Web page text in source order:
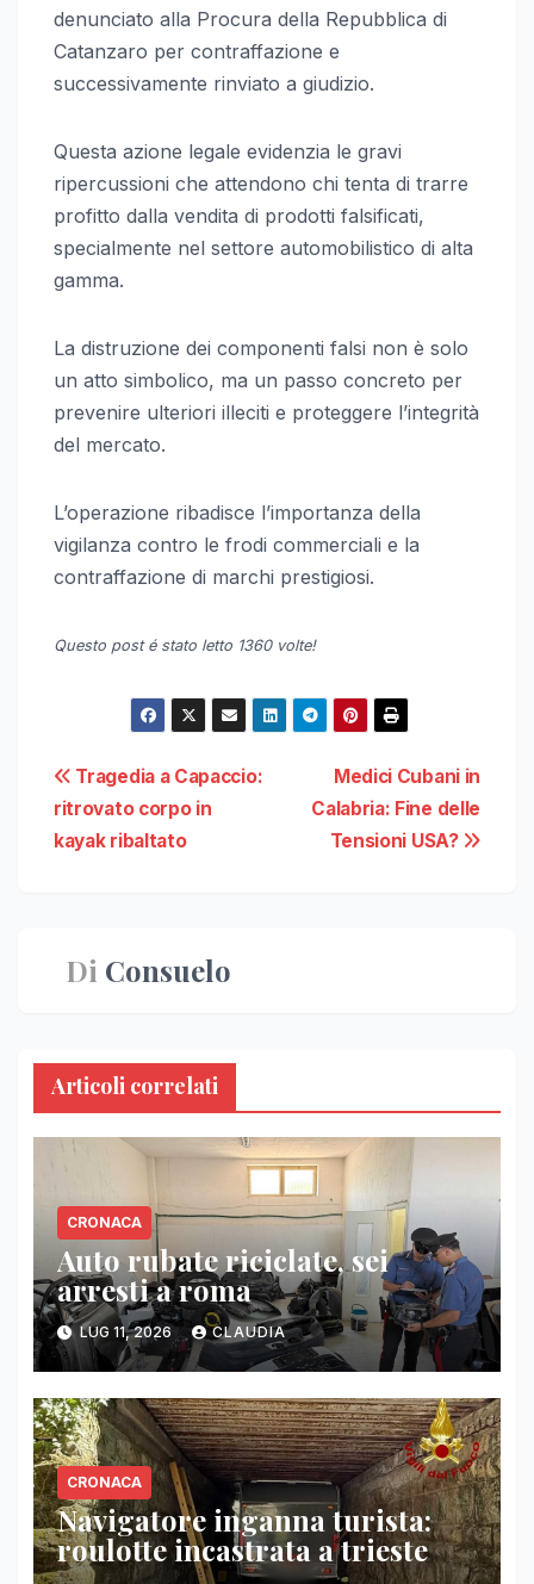
denunciato alla Procura della Repubblica di
Catanzaro per contraffazione e
successivamente rinviato a giudizio.
Questa azione legale evidenzia le gravi
ripercussioni che attendono chi tenta di trarre
profitto dalla vendita di prodotti falsificati,
specialmente nel settore automobilistico di alta
gamma.
La distruzione dei componenti falsi non è solo
un atto simbolico, ma un passo concreto per
prevenire ulteriori illeciti e proteggere l’integrità
del mercato.
L’operazione ribadisce l’importanza della
vigilanza contro le frodi commerciali e la
contraffazione di marchi prestigiosi.
Questo post é stato letto 1360 volte!
Navigazione
articoli
Medici Cubani in
Calabria: Fine delle
Tensioni USA?
Tragedia a Capaccio:
ritrovato corpo in
kayak ribaltato
Di Consuelo
Articoli correlati
CRONACA
Auto rubate riciclate, sei
arresti a roma
LUG 11, 2026 CLAUDIA
CRONACA
Navigatore inganna turista:
roulotte incastrata a trieste